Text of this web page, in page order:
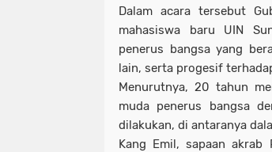
Dalam acara tersebut
mahasiswa baru UIN
penerus bangsa yang
lain, serta progesif
Menurutnya, 20 tahun
muda penerus bangsa
dilakukan, di antaranya
Kang Emil, sapaan akrab